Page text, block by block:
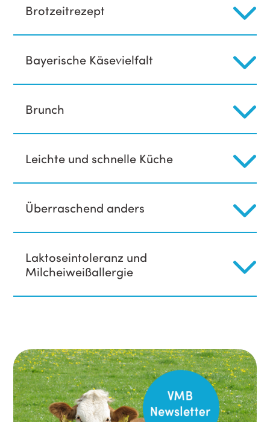
Brotzeitrezept
Bayerische Käsevielfalt
Brunch
Leichte und schnelle Küche
Überraschend anders
Laktoseintoleranz und
Milcheiweißallergie